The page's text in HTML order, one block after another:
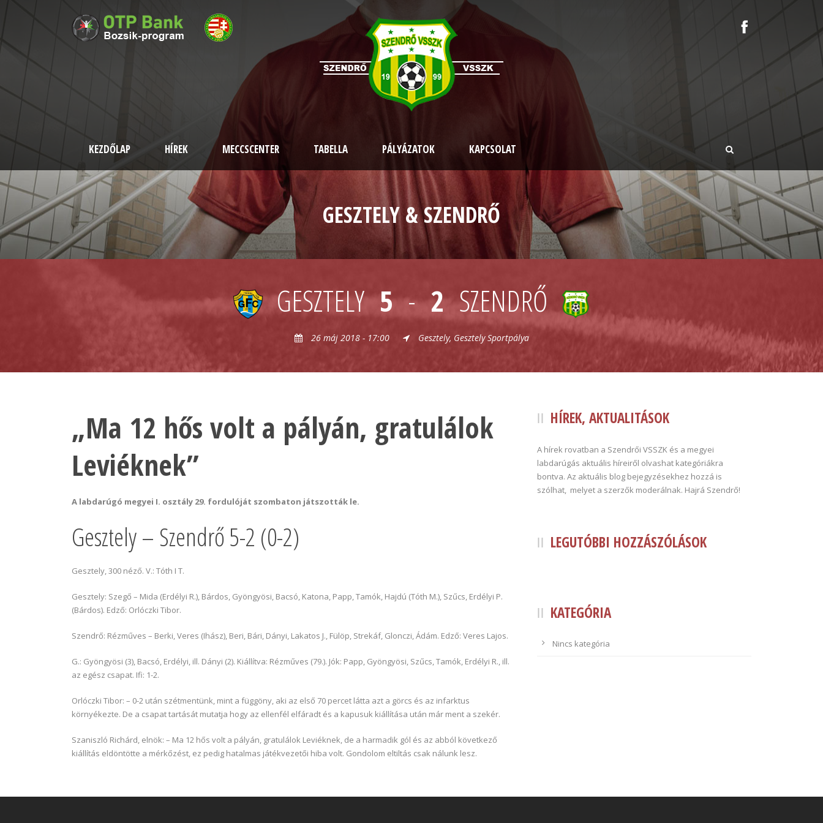
KEZDŐLAP HÍREK MECCSCENTER TABELLA PÁLYÁZATOK KAPCSOLAT
GESZTELY & SZENDRŐ
GESZTELY 5 - 2 SZENDRŐ
26 máj 2018 - 17:00 Gesztely, Gesztely Sportpálya
„Ma 12 hős volt a pályán, gratulálok
Leviéknek”
A labdarúgó megyei I. osztály 29. fordulóját szombaton játszották le.
Gesztely – Szendrő 5-2 (0-2)
Gesztely, 300 néző. V.: Tóth I T.
Gesztely: Szegő – Mida (Erdélyi R.), Bárdos, Gyöngyösi, Bacsó, Katona, Papp, Tamók, Hajdú (Tóth M.), Szűcs, Erdélyi P.
(Bárdos). Edző: Orlóczki Tibor.
Szendrő: Rézműves – Berki, Veres (Ihász), Beri, Bári, Dányi, Lakatos J., Fülöp, Strekáf, Glonczi, Ádám. Edző: Veres Lajos.
G.: Gyöngyösi (3), Bacsó, Erdélyi, ill. Dányi (2). Kiállítva: Rézműves (79.). Jók: Papp, Gyöngyösi, Szűcs, Tamók, Erdélyi R., ill.
az egész csapat. Ifi: 1-2.
Orlóczki Tibor: – 0-2 után szétmentünk, mint a függöny, aki az első 70 percet látta azt a görcs és az infarktus
környékezte. De a csapat tartását mutatja hogy az ellenfél elfáradt és a kapusuk kiállítása után már ment a szekér.
Szaniszló Richárd, elnök: – Ma 12 hős volt a pályán, gratulálok Leviéknek, de a harmadik gól és az abból következő
kiállítás eldöntötte a mérkőzést, ez pedig hatalmas játékvezetői hiba volt. Gondolom eltiltás csak nálunk lesz.
HÍREK, AKTUALITÁSOK
A hírek rovatban a Szendrői VSSZK és a megyei
labdarúgás aktuális híreiről olvashat kategóriákra
bontva. Az aktuális blog bejegyzésekhez hozzá is
szólhat, melyet a szerzők moderálnak. Hajrá Szendrő!
LEGUTÓBBI HOZZÁSZÓLÁSOK
KATEGÓRIA
Nincs kategória